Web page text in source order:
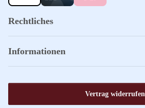
Rechtliches
Informationen
Vertrag widerrufen